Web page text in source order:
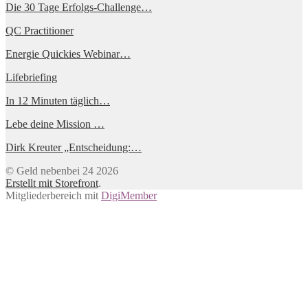
Die 30 Tage Erfolgs-Challenge…
QC Practitioner
Energie Quickies Webinar…
Lifebriefing
In 12 Minuten täglich…
Lebe deine Mission …
Dirk Kreuter „Entscheidung:…
© Geld nebenbei 24 2026
Erstellt mit Storefront.
Mitgliederbereich mit DigiMember